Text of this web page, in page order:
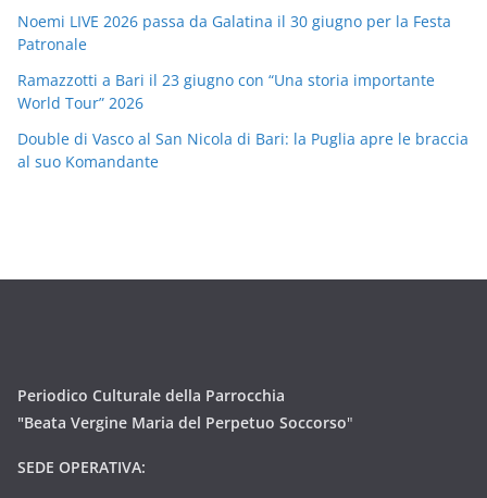
Noemi LIVE 2026 passa da Galatina il 30 giugno per la Festa
Patronale
Ramazzotti a Bari il 23 giugno con “Una storia importante
World Tour” 2026
Double di Vasco al San Nicola di Bari: la Puglia apre le braccia
al suo Komandante
Periodico Culturale della Parrocchia
"Beata Vergine Maria del Perpetuo Soccorso"
SEDE OPERATIVA: